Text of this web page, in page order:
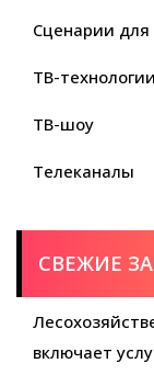
Сценарии для
ТВ-технологии
ТВ-шоу
Телеканалы
СВЕЖИЕ
включает